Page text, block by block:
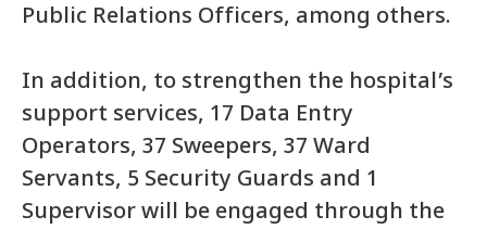
Public Relations Officers, among others.
In addition, to strengthen the hospital’s
support services, 17 Data Entry
Operators, 37 Sweepers, 37 Ward
Servants, 5 Security Guards and 1
Supervisor will be engaged through the